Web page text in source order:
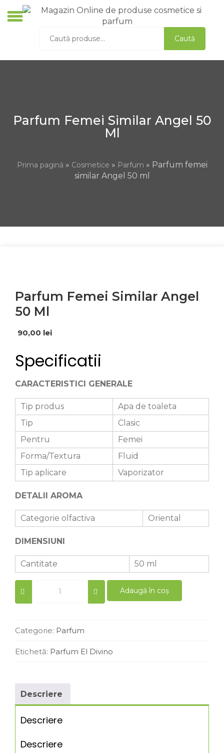
to
după:
Caută
Parfum Femei Similar Angel 50
Ml
Prima pagină » Cosmetice » Parfum » Parfum femei
similar Angel 50 ml
Parfum Femei Similar Angel
50 Ml
90,00 lei
Specificatii
CARACTERISTICI GENERALE
Tip produs
Apa de toaleta
Tip
Clasic
Pentru
Femei
Forma/Textura
Fluid
Tip aplicare
Vaporizator
DETALII AROMA
Categorie olfactiva Oriental
DIMENSIUNI
Cantitate 50 ml
Parfum
femei
similar
50
quantity
Adaugă în coș
Categorie: Parfum
Etichetă: Parfum El Divino
Descriere
Descriere
Descriere